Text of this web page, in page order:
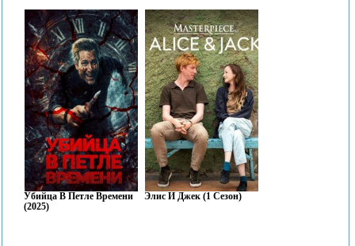
Убийца В Петле Времени
(2025)
Элис И Джек (1 Сезон)